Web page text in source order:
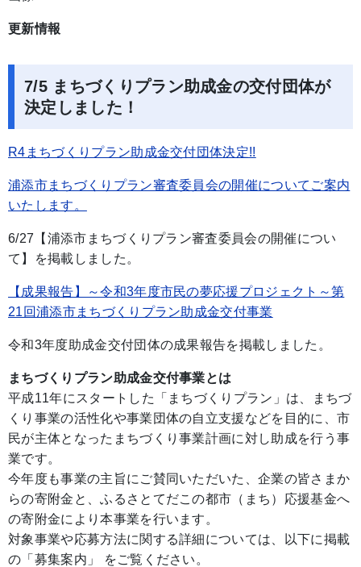
更新情報
7/5 まちづくりプラン助成金の交付団体が
決定しました！
R4まちづくりプラン助成金交付団体決定!!
浦添市まちづくりプラン審査委員会の開催についてご案内
いたします。
6/27【浦添市まちづくりプラン審査委員会の開催につい
て】を掲載しました。
【成果報告】～令和3年度市民の夢応援プロジェクト～第
21回浦添市まちづくりプラン助成金交付事業
令和3年度助成金交付団体の成果報告を掲載しました。
まちづくりプラン助成金交付事業とは
平成11年にスタートした「まちづくりプラン」は、まちづ
くり事業の活性化や事業団体の自立支援などを目的に、市
民が主体となったまちづくり事業計画に対し助成を行う事
業です。
今年度も事業の主旨にご賛同いただいた、企業の皆さまか
らの寄附金と、ふるさとてだこの都市（まち）応援基金へ
の寄附金により本事業を行います。
対象事業や応募方法に関する詳細については、以下に掲載
の「募集案内」 をご覧ください。